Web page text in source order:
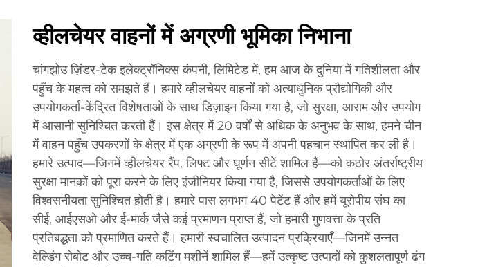
व्हीलचेयर वाहनों में अग्रणी भूमिका निभाना
चांगझोउ ज़िंडर-टेक इलेक्ट्रॉनिक्स कंपनी, लिमिटेड में, हम आज के दुनिया में गतिशीलता और
पहुँच के महत्व को समझते हैं। हमारे व्हीलचेयर वाहनों को अत्याधुनिक प्रौद्योगिकी और
उपयोगकर्ता-केंद्रित विशेषताओं के साथ डिज़ाइन किया गया है, जो सुरक्षा, आराम और उपयोग
में आसानी सुनिश्चित करती हैं। इस क्षेत्र में 20 वर्षों से अधिक के अनुभव के साथ, हमने चीन
में वाहन पहुँच उपकरणों के क्षेत्र में एक अग्रणी के रूप में अपनी पहचान स्थापित कर ली है।
हमारे उत्पाद—जिनमें व्हीलचेयर रैंप, लिफ्ट और घूर्णन सीटें शामिल हैं—को कठोर अंतर्राष्ट्रीय
सुरक्षा मानकों को पूरा करने के लिए इंजीनियर किया गया है, जिससे उपयोगकर्ताओं के लिए
विश्वसनीयता सुनिश्चित होती है। हमारे पास लगभग 40 पेटेंट हैं और हमें यूरोपीय संघ का
सीई, आईएसओ और ई-मार्क जैसे कई प्रमाणन प्राप्त हैं, जो हमारी गुणवत्ता के प्रति
प्रतिबद्धता को प्रमाणित करते हैं। हमारी स्वचालित उत्पादन प्रक्रियाएँ—जिनमें उन्नत
वेल्डिंग रोबोट और उच्च-गति कटिंग मशीनें शामिल हैं—हमें उत्कृष्ट उत्पादों को कुशलतापूर्ण ढंग